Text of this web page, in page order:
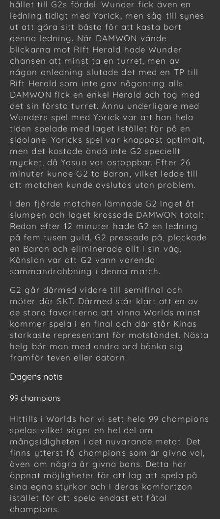
hållet till G2s fördel. Wunder fick även en
ledning tidigt med Yorick, men såg till synes
ut att göra sitt bästa för att kasta bort
denna ledning. När DAMWON vände
blickarna mot Rift Herald hade Wunder
chansen att minst ta en turret, men av
någon anledning slutade det med en TP till
Rift Herald som inte gav någonting alls.
DAMWON fick en enkel Herald och tog med
det sin första turret. Ännu underligare med
Wunders spel med Yorick var att han hela
tiden spelade med laget istället för på en
sidolane. Yoricks spel var knappast optimalt,
men det kostade ändå inte G2 speciellt
mycket, då Yasuo var ostoppbar. Efter 26
minuter kunde G2 ta Baron, vilket ledde till
att matchen kunde avslutas utan problem.
I den fjärde matchen lämnade G2 inget åt
slumpen och laget krossade DAMWON totalt.
Redan efter 12 minuter hade G2 en ledning
på fem tusen guld. G2 pressade på, plockade
en Baron och eliminerade allt i sin väg.
Känslan var att G2 vann varenda
sammandrabbning i denna match.
G2 går därmed vidare till semifinal och
möter där SKT. Därmed står klart att en av
de stora favoriterna att vinna Worlds minst
kommer spela i en final och där står Kinas
starkaste representant för motståndet. Nästa
helg bör man med andra ord bänka sig
framför teven eller datorn.
Dagens notis
99 champions
Hittills i Worlds har vi sett hela 99 champions
spelas vilket säger en hel del om
mångsidigheten i det nuvarande metat. Det
finns ytterst få champions som är givna val,
även om några är givna bans. Detta har
öppnat möjligheter för att lag att spela på
sina egna styrkor och i deras komfortzon
istället för att spela endast ett fåtal
champions.